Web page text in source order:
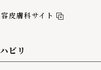
皮膚科サイト
ビリ